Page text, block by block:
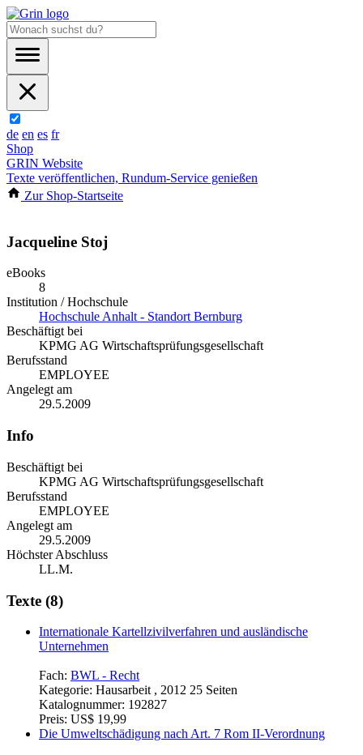
de en es fr
Shop
GRIN Website
Texte veröffentlichen, Rundum-Service genießen
Zur Shop-Startseite
Jacqueline Stoj
eBooks
8
Institution / Hochschule
Hochschule Anhalt - Standort Bernburg
Beschäftigt bei
KPMG AG Wirtschaftsprüfungsgesellschaft
Berufsstand
EMPLOYEE
Angelegt am
29.5.2009
Info
Beschäftigt bei
KPMG AG Wirtschaftsprüfungsgesellschaft
Berufsstand
EMPLOYEE
Angelegt am
29.5.2009
Höchster Abschluss
LL.M.
Texte (8)
Internationale Kartellzivilverfahren und ausländische
Unternehmen
Fach: BWL - Recht
Kategorie: Hausarbeit , 2012 25 Seiten
Katalognummer: 192827
Preis: US$ 19,99
Die Umweltschädigung nach Art. 7 Rom II-Verordnung